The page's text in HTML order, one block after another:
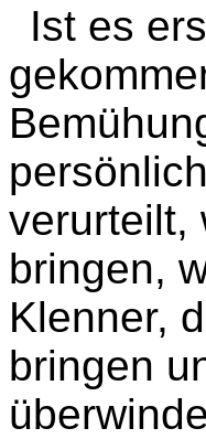
Ist es
verurteilt,
bringen,
Klenner,
bringen